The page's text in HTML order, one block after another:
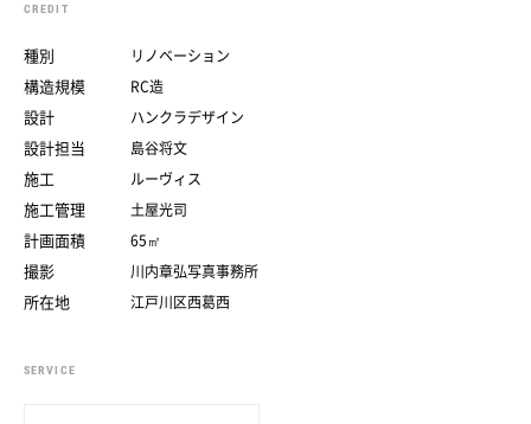
CREDIT
種別 リノベーション
構造規模 RC造
設計 ハンクラデザイン
設計担当 島谷将文
施工 ルーヴィス
施工管理 土屋光司
計画面積 65㎡
撮影 川内章弘写真事務所
所在地 江戸川区西葛西
SERVICE